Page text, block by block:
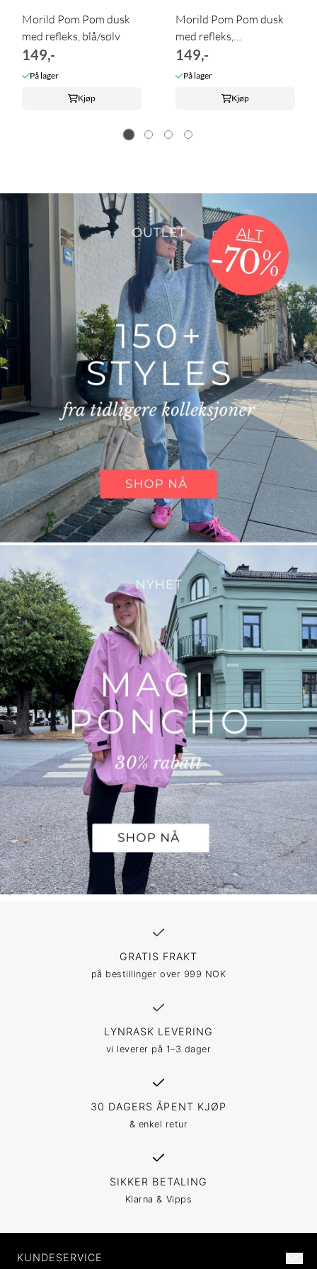
Morild Pom Pom dusk
med refleks, blå/sølv
149,-
På lager
Kjøp
Morild Pom Pom dusk
med refleks,
rosa/sølvMorild ...
149,-
På lager
Kjøp
GRATIS FRAKT
på bestillinger over 999 NOK
LYNRASK LEVERING
vi leverer på 1–3 dager
30 DAGERS ÅPENT KJØP
& enkel retur
SIKKER BETALING
Klarna & Vipps
KUNDESERVICE